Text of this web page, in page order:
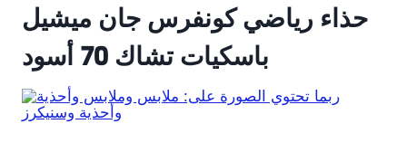
حذاء رياضي كونفرس جان ميشيل
باسكيات تشاك 70 أسود